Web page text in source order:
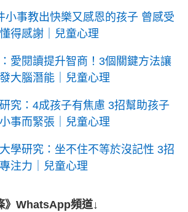
小事教出快樂又感恩的孩子 曾感受
得感謝｜兒童心理
愛閱讀提升智商！3個關鍵方法讓
大腦潛能｜兒童心理
究：4成孩子有焦慮 3招幫助孩子
事而緊張｜兒童心理
學研究：坐不住不等於沒記性 3招
注力｜兒童心理
》WhatsApp頻道↓